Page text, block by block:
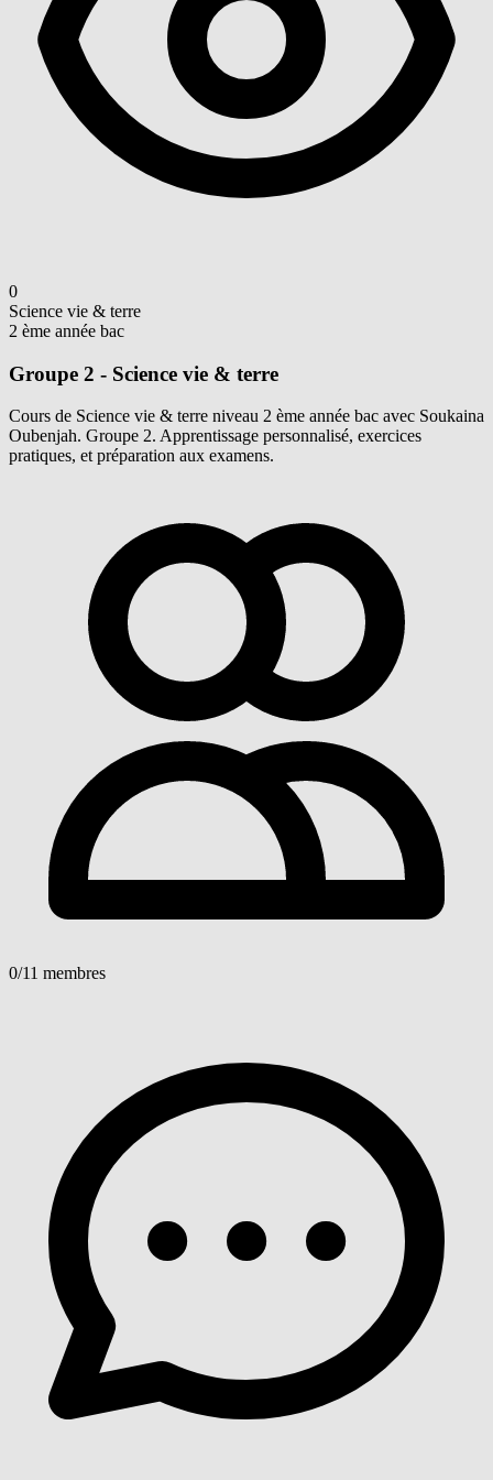
0
Science vie & terre
2 ème année bac
Groupe 2 - Science vie & terre
Cours de Science vie & terre niveau 2 ème année bac avec Soukaina
Oubenjah. Groupe 2. Apprentissage personnalisé, exercices
pratiques, et préparation aux examens.
0/11 membres